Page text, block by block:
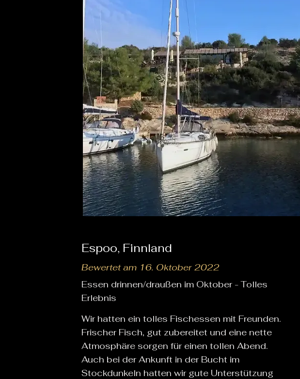
Espoo, Finnland
Bewertet am 16. Oktober 2022
Essen drinnen/draußen im Oktober - Tolles
Erlebnis
Wir hatten ein tolles Fischessen mit Freunden.
Frischer Fisch, gut zubereitet und eine nette
Atmosphäre sorgen für einen tollen Abend.
Auch bei der Ankunft in der Bucht im
Stockdunkeln hatten wir gute Unterstützung